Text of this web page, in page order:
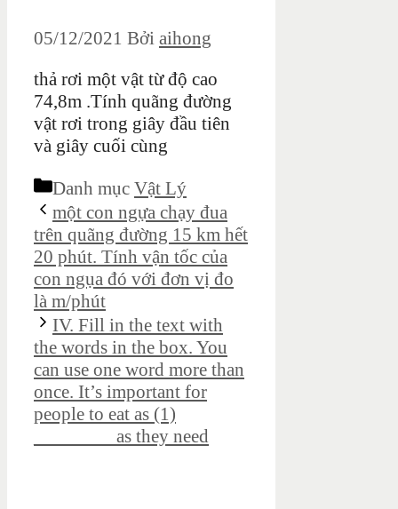
05/12/2021 Bởi aihong
thả rơi một vật từ độ cao
74,8m .Tính quãng đường
vật rơi trong giây đầu tiên
và giây cuối cùng
Danh mục Vật Lý
một con ngựa chạy đua
trên quãng đường 15 km hết
20 phút. Tính vận tốc của
con ngụa đó với đơn vị đo
là m/phút
IV. Fill in the text with
the words in the box. You
can use one word more than
once. It’s important for
people to eat as (1)
________ as they need